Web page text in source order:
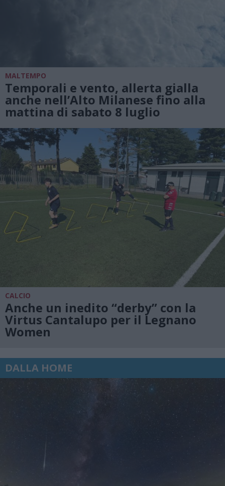
MALTEMPO
Temporali e vento, allerta gialla
anche nell’Alto Milanese fino alla
mattina di sabato 8 luglio
CALCIO
Anche un inedito “derby” con la
Virtus Cantalupo per il Legnano
Women
DALLA HOME